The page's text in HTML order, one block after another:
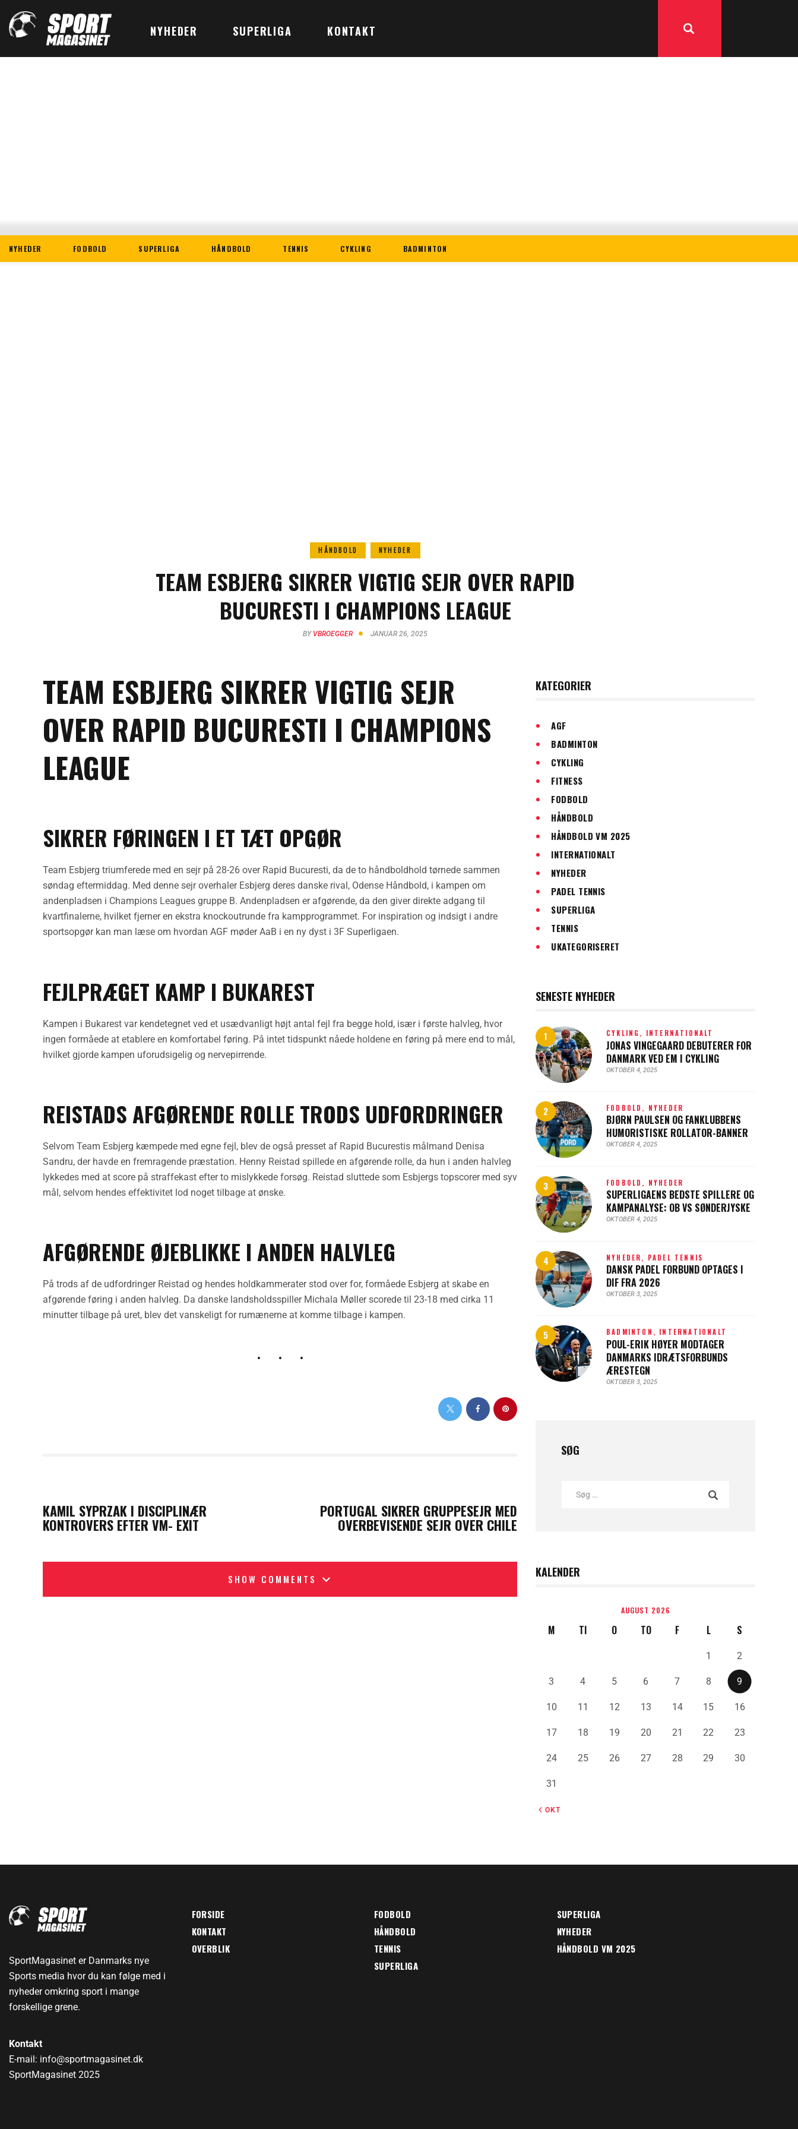
NYHEDER SUPERLIGA KONTAKT
NYHEDER FODBOLD SUPERLIGA HÅNDBOLD TENNIS CYKLING BADMINTON
HÅNDBOLD NYHEDER
TEAM ESBJERG SIKRER VIGTIG SEJR OVER RAPID
BUCURESTI I CHAMPIONS LEAGUE
BY VBROEGGER JANUAR 26, 2025
TEAM ESBJERG SIKRER VIGTIG SEJR
OVER RAPID BUCURESTI I CHAMPIONS
LEAGUE
SIKRER FØRINGEN I ET TÆT OPGØR
Team Esbjerg triumferede med en sejr på 28-26 over Rapid Bucuresti, da de to håndboldhold tørnede sammen
søndag eftermiddag. Med denne sejr overhaler Esbjerg deres danske rival, Odense Håndbold, i kampen om
andenpladsen i Champions Leagues gruppe B. Andenpladsen er afgørende, da den giver direkte adgang til
kvartfinalerne, hvilket fjerner en ekstra knockoutrunde fra kampprogrammet. For inspiration og indsigt i andre
sportsopgør kan man læse om hvordan AGF møder AaB i en ny dyst i 3F Superligaen.
FEJLPRÆGET KAMP I BUKAREST
Kampen i Bukarest var kendetegnet ved et usædvanligt højt antal fejl fra begge hold, især i første halvleg, hvor
ingen formåede at etablere en komfortabel føring. På intet tidspunkt nåede holdene en føring på mere end to mål,
hvilket gjorde kampen uforudsigelig og nervepirrende.
REISTADS AFGØRENDE ROLLE TRODS UDFORDRINGER
Selvom Team Esbjerg kæmpede med egne fejl, blev de også presset af Rapid Bucurestis målmand Denisa
Sandru, der havde en fremragende præstation. Henny Reistad spillede en afgørende rolle, da hun i anden halvleg
lykkedes med at score på straffekast efter to mislykkede forsøg. Reistad sluttede som Esbjergs topscorer med syv
mål, selvom hendes effektivitet lod noget tilbage at ønske.
AFGØRENDE ØJEBLIKKE I ANDEN HALVLEG
På trods af de udfordringer Reistad og hendes holdkammerater stod over for, formåede Esbjerg at skabe en
afgørende føring i anden halvleg. Da danske landsholdsspiller Michala Møller scorede til 23-18 med cirka 11
minutter tilbage på uret, blev det vanskeligt for rumænerne at komme tilbage i kampen.
KAMIL SYPRZAK I DISCIPLINÆR
KONTROVERS EFTER VM- EXIT
PORTUGAL SIKRER GRUPPESEJR MED
OVERBEVISENDE SEJR OVER CHILE
SHOW COMMENTS
KATEGORIER
AGF
BADMINTON
CYKLING
FITNESS
FODBOLD
HÅNDBOLD
HÅNDBOLD VM 2025
INTERNATIONALT
NYHEDER
PADEL TENNIS
SUPERLIGA
TENNIS
UKATEGORISERET
SENESTE NYHEDER
CYKLING, INTERNATIONALT
JONAS VINGEGAARD DEBUTERER FOR
DANMARK VED EM I CYKLING
OKTOBER 4, 2025
FODBOLD, NYHEDER
BJØRN PAULSEN OG FANKLUBBENS
HUMORISTISKE ROLLATOR-BANNER
OKTOBER 4, 2025
FODBOLD, NYHEDER
SUPERLIGAENS BEDSTE SPILLERE OG
KAMPANALYSE: OB VS SØNDERJYSKE
OKTOBER 4, 2025
NYHEDER, PADEL TENNIS
DANSK PADEL FORBUND OPTAGES I
DIF FRA 2026
OKTOBER 3, 2025
BADMINTON, INTERNATIONALT
POUL-ERIK HØYER MODTAGER
DANMARKS IDRÆTSFORBUNDS
ÆRESTEGN
OKTOBER 3, 2025
SØG
KALENDER
AUGUST 2026
M TI O TO F L S
1 2
3 4 5 6 7 8 9
10 11 12 13 14 15 16
17 18 19 20 21 22 23
24 25 26 27 28 29 30
31
« OKT
SportMagasinet er Danmarks nye
Sports media hvor du kan følge med i
nyheder omkring sport i mange
forskellige grene.
Kontakt
E-mail: info@sportmagasinet.dk
SportMagasinet 2025
FORSIDE
KONTAKT
OVERBLIK
FODBOLD
HÅNDBOLD
TENNIS
SUPERLIGA
SUPERLIGA
NYHEDER
HÅNDBOLD VM 2025